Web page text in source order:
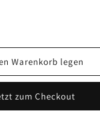
Warenkorb legen
zum Checkout